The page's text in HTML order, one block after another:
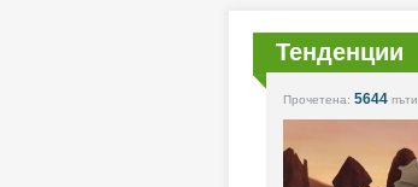
Тенденции
Прочетена: 5644пъти